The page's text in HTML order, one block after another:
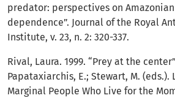
predator: perspectives on
dependence”. Journal of the Royal
Institute, v. 23, n. 2: 320-337.
Rival, Laura. 1999. “Prey at the
Papataxiarchis, E.; Stewart, M.
Marginal People Who Live for the